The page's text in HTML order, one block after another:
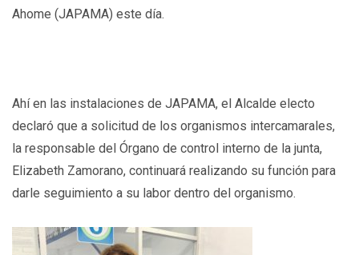
Ahome (JAPAMA) este día.
Ahí en las instalaciones de JAPAMA, el Alcalde electo
declaró que a solicitud de los organismos intercamarales,
la responsable del Órgano de control interno de la junta,
Elizabeth Zamorano, continuará realizando su función para
darle seguimiento a su labor dentro del organismo.